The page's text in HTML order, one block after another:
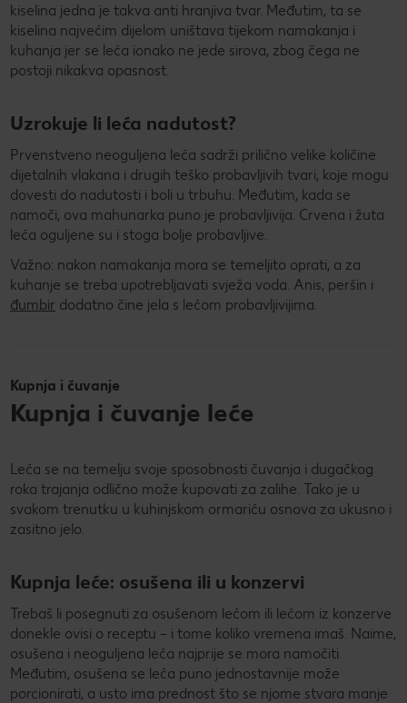
kiselina jedna je takva anti hranjiva tvar. Međutim, ta se
kiselina najvećim dijelom uništava tijekom namakanja i
kuhanja jer se leća ionako ne jede sirova, zbog čega ne
postoji nikakva opasnost.
Uzrokuje li leća nadutost?
Prvenstveno neoguljena leća sadrži prilično velike količine
dijetalnih vlakana i drugih teško probavljivih tvari, koje mogu
dovesti do nadutosti i boli u trbuhu. Međutim, kada se
namoči, ova mahunarka puno je probavljivija. Crvena i žuta
leća oguljene su i stoga bolje probavljive.
Važno: nakon namakanja mora se temeljito oprati, a za
kuhanje se treba upotrebljavati svježa voda. Anis, peršin i
đumbir dodatno čine jela s lećom probavljivijima.
Kupnja i čuvanje
Kupnja i čuvanje leće
Leća se na temelju svoje sposobnosti čuvanja i dugačkog
roka trajanja odlično može kupovati za zalihe. Tako je u
svakom trenutku u kuhinjskom ormariću osnova za ukusno i
zasitno jelo.
Kupnja leće: osušena ili u konzervi
Trebaš li posegnuti za osušenom lećom ili lećom iz konzerve
donekle ovisi o receptu – i tome koliko vremena imaš. Naime,
osušena i neoguljena leća najprije se mora namočiti.
Međutim, osušena se leća puno jednostavnije može
porcionirati, a usto ima prednost što se njome stvara manje